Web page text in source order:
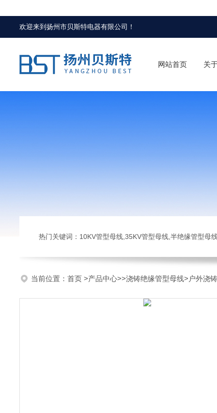
欢迎来到扬州市贝斯特电器有限公司 ！
网站首页 关
热门关键词：10KV管型母线,35KV管型母线,半绝缘管型母
当前位置： 首页 >产品中心>>浇铸绝缘管型母线>户外浇